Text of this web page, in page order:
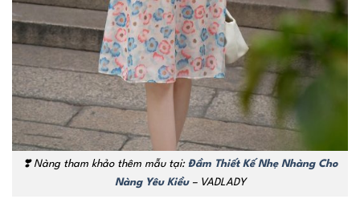
❣️Nàng tham khảo thêm mẫu tại: Đầm Thiết Kế Nhẹ Nhàng Cho
Nàng Yêu Kiều– VADLADY